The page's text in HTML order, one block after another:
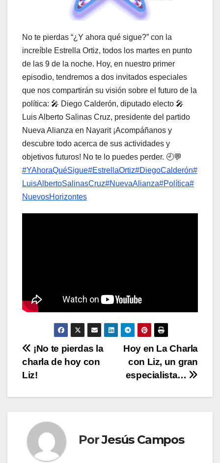
No te pierdas “¿Y ahora qué sigue?” con la
increíble Estrella Ortiz, todos los martes en punto
de las 9 de la noche. Hoy, en nuestro primer
episodio, tendremos a dos invitados especiales
que nos compartirán su visión sobre el futuro de la
política: 🎤 Diego Calderón, diputado electo 🎤
Luis Alberto Salinas Cruz, presidente del partido
Nueva Alianza en Nayarit ¡Acompáñanos y
descubre todo acerca de sus actividades y
objetivos futuros! No te lo puedes perder. 🕘💬
#YAhoraQuéSigue#EstrellaOrtiz#DiegoCalderón#
LuisAlbertoSalinasCruz#NuevaAlianza#Política#
NuevosHorizontes
N
a
v
g
a
Hoy en La Charla
con Liz, un gran
especialista…
¡No te pierdas la
charla de hoy con
Liz!
PorJesús Campos